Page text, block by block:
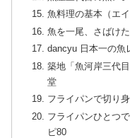
魚料理の基本（エイ
魚を一尾、さばけ
dancyu 日本一の魚
築地「魚河岸三代
堂
フライパンで切り
フライパンひとつ
ピ80